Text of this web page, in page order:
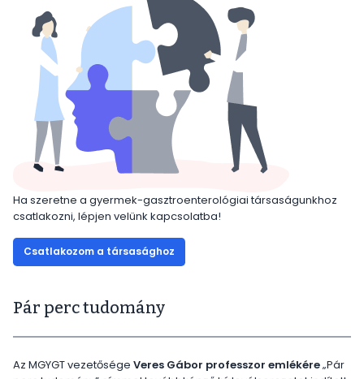
Ha szeretne a gyermek-gasztroenterológiai társaságunkhoz
csatlakozni, lépjen velünk kapcsolatba!
Csatlakozom a társasághoz
Pár perc tudomány
Az MGYGT vezetősége Veres Gábor professzor emlékére„Pár